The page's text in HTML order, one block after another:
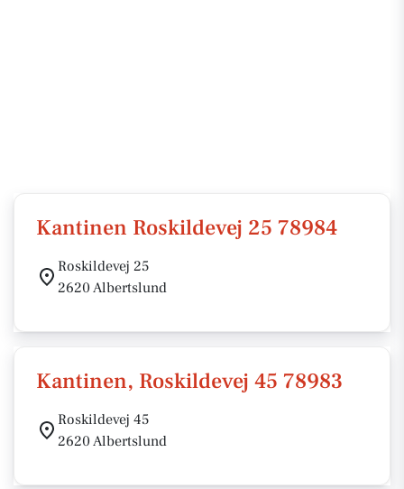
Kantinen Roskildevej 25 78984
Roskildevej 25
2620 Albertslund
Kantinen, Roskildevej 45 78983
Roskildevej 45
2620 Albertslund